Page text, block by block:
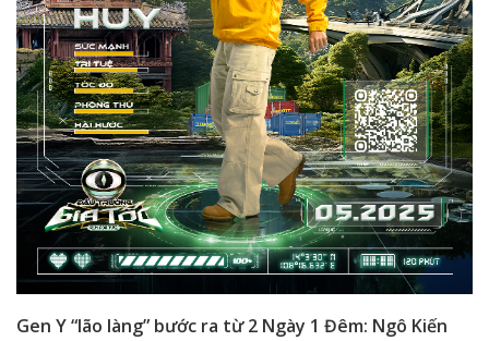
Gen Y “lão làng” bước ra từ 2 Ngày 1 Đêm: Ngô Kiến